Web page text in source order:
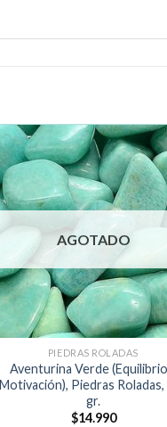
AGOTADO
PIEDRAS ROLADAS
Aventurina Verde
Motivación), Piedras Roladas,
gr.
$14.990